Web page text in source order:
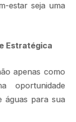
estar seja uma
Estratégica
apenas como
oportunidade
águas para sua